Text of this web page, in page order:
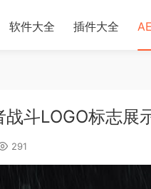
软件大全 插件大全
战斗LOGO标志
291